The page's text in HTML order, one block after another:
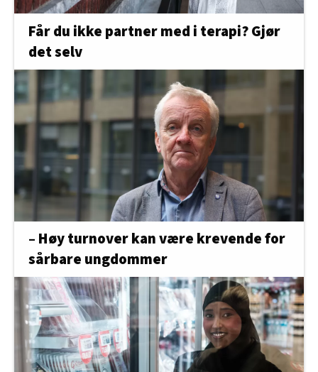
Får du ikke partner med i terapi? Gjør
det selv
– Høy turnover kan være krevende for
sårbare ungdommer